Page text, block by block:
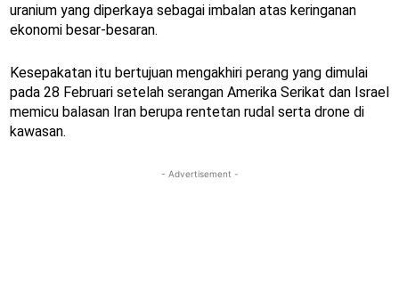
uranium yang diperkaya sebagai imbalan atas keringanan
ekonomi besar-besaran.
Kesepakatan itu bertujuan mengakhiri perang yang dimulai
pada 28 Februari setelah serangan Amerika Serikat dan Israel
memicu balasan Iran berupa rentetan rudal serta drone di
kawasan.
- Advertisement -